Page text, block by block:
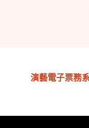
演藝電子票務